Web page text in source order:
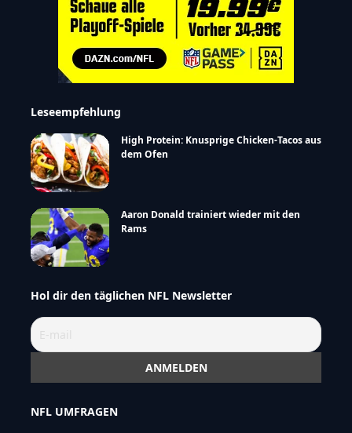
Leseempfehlung
High Protein: Knusprige Chicken-Tacos aus
dem Ofen
Aaron Donald trainiert wieder mit den
Rams
Hol dir den täglichen NFL Newsletter
NFL UMFRAGEN